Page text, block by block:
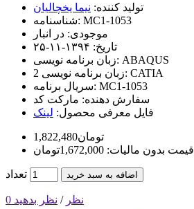
تولید کننده: نیما یخچالیان
شناسنامه: MC1-1053
موجودی: در انبار
تاریخ: ۱۳۹۴-۱۱-۲۵
زبان برنامه نویسی: ABAQUS
زبان برنامه نویسی 2: CATIA
سریال برنامه: MC1-1053
سفارش دهنده: مارکت کد
فایل معرفی محصول: لینک
1,822,480تومان
قیمت بدون مالیات: 1,672,000تومان
تعداد اضافه به سبد خرید
0 نظر / نظر بدهید